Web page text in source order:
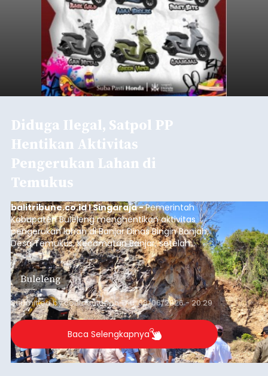
Diduga Ilegal, Satpol PP
Hentikan Aktivitas
Pengerukan Lahan di
Temukus
balitribune.co.id I Singaraja -Pemerintah
Kabupaten Buleleng menghentikan aktivitas
pengerukan lahan di Banjar Dinas Bingin Banjah,
Desa Temukus, Kecamatan Banjar, setelah
ditemukan indikasi kegiatan pengambilan
material yang tidak sesuai dengan peruntukan
kawasan.
Buleleng
Submitted bycontributoronThu, 08/06/2026 - 20:29
Baca Selengkapnya